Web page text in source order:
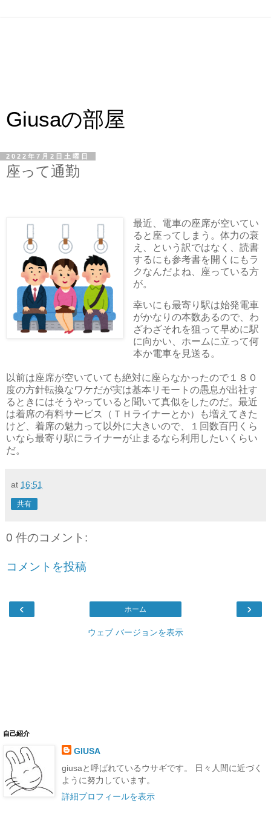
Giusaの部屋
2022年7月2日土曜日
座って通勤
最近、電車の座席が空いてい
ると座ってしまう。体力の衰
え、という訳ではなく、読書
するにも参考書を開くにもラ
クなんだよね、座っている方
が。
幸いにも最寄り駅は始発電車
がかなりの本数あるので、わ
ざわざそれを狙って早めに駅
に向かい、ホームに立って何
本か電車を見送る。
以前は座席が空いていても絶対に座らなかったので１８０
度の方針転換なワケだが実は基本リモートの愚息が出社す
るときにはそうやっていると聞いて真似をしたのだ。最近
は着席の有料サービス（ＴＨライナーとか）も増えてきた
けど、着席の魅力って以外に大きいので、１回数百円くら
いなら最寄り駅にライナーが止まるなら利用したいくらい
だ。
at 16:51
共有
0 件のコメント:
コメントを投稿
‹ ›
ホーム
ウェブ バージョンを表示
自己紹介
GIUSA
giusaと呼ばれているウサギです。 日々人間に近づく
ように努力しています。
詳細プロフィールを表示